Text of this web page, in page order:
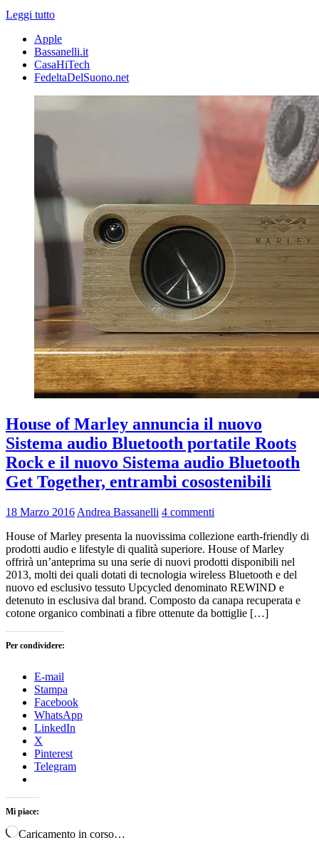
Leggi tutto
Apple
Bassanelli.it
CasaHiTech
FedeltaDelSuono.net
House of Marley annuncia il nuovo
Sistema audio Bluetooth portatile Roots
Rock e il nuovo Sistema audio Bluetooth
Get Together, entrambi cosostenibili
18 Marzo 2016 Andrea Bassanelli 4 commenti
House of Marley presenta la nuovissima collezione earth-friendly di
prodotti audio e lifestyle di qualità superiore. House of Marley
offrirà un’anteprima su una serie di nuovi prodotti disponibili nel
2013, molti dei quali dotati di tecnologia wireless Bluetooth e del
nuovo ed esclusivo tessuto Upcycled denominato REWIND e
detenuto in esclusiva dal brand. Composto da canapa recuperata e
cotone organico combinati a fibre ottenute da bottiglie […]
Per condividere:
E-mail
Stampa
Facebook
WhatsApp
LinkedIn
X
Pinterest
Telegram
Mi piace:
Caricamento in corso…